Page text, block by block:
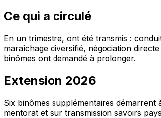
Ce qui a circulé
En un trimestre, ont été transmis :
maraîchage diversifié, négociation
binômes ont demandé à prolonger.
Extension 2026
Six binômes supplémentaires
mentorat et sur transmission savoirs